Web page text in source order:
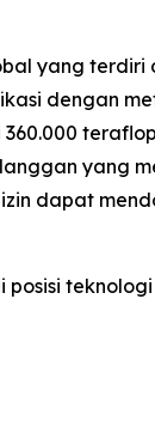
yang
dengan
yang
dapat